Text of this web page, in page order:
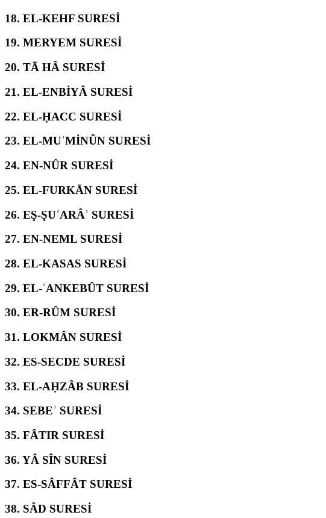
18. EL-KEHF SURESİ
19. MERYEM SURESİ
20. TĀ HÂ SURESİ
21. EL-ENBİYÂ SURESİ
22. EL-ḤACC SURESİ
23. EL-MUʾMİNÛN SURESİ
24. EN-NÛR SURESİ
25. EL-FURKĀN SURESİ
26. EŞ-ŞUʿARÂʾ SURESİ
27. EN-NEML SURESİ
28. EL-KASAS SURESİ
29. EL-ʿANKEBÛT SURESİ
30. ER-RÛM SURESİ
31. LOKMÂN SURESİ
32. ES-SECDE SURESİ
33. EL-AḤZÂB SURESİ
34. SEBEʾ SURESİ
35. FÂTIR SURESİ
36. YÂ SÎN SURESİ
37. ES-SÂFFÂT SURESİ
38. SÂD SURESİ